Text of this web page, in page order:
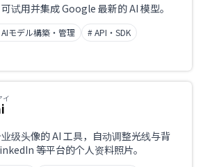
试用并集成 Google 最新的 AI 模型。
モデル構築・管理
# API・SDK
イ
级头像的 AI 工具，自动调整光线与背
等平台的个人资料照片。